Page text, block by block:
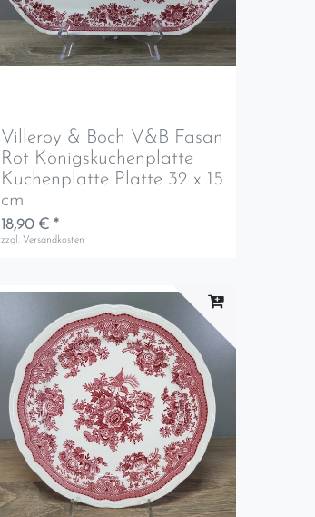
Villeroy & Boch V&B Fasan
Rot Königskuchenplatte
Kuchenplatte Platte 32 x 15
cm
18,90 € *
zzgl. Versandkosten